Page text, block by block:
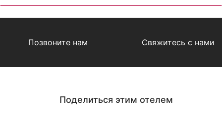
Позвоните нам Свяжитесь с нами
Поделиться этим отелем